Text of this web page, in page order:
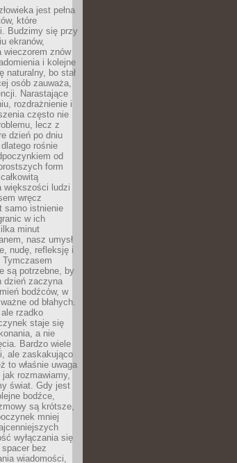
jest pełna
które
Budzimy się przy
ekranów,
wieczorem znów
i kolejne
naturalny, bo stał
osób zauważa,
Narastające
rozdrażnienie i
często nie
lecz z
dzień po dniu
rośnie
od
form
większości ludzi
wręcz
samo istnienie
w ich
minut
nasz umysł
nudę, refleksję i
są potrzebne, by
dzień zaczyna
bodźców, w
od błahych.
rzadko
staje się
a nie
Bardzo wiele
ale zaskakująco
to właśnie uwaga
rozmawiamy,
świat. Gdy jest
bodźce,
są krótsze,
mniej
wyłączania się
bez
wiadomości,